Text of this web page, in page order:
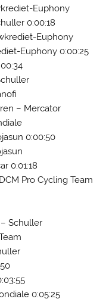
Euphony
0:00:18
Euphony
Euphony 0:00:25
– Mercator
0:00:50
0:01:18
Pro Cycling Team
Schuller
0:05:25